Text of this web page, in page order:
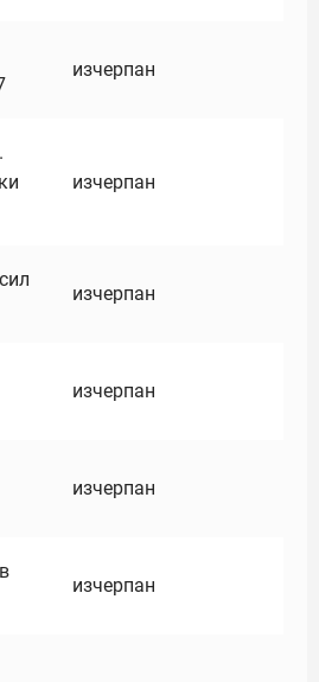
изчерпан
изчерпан
изчерпан
изчерпан
изчерпан
изчерпан